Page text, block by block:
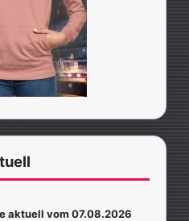
aktuell vom 07.08.2026